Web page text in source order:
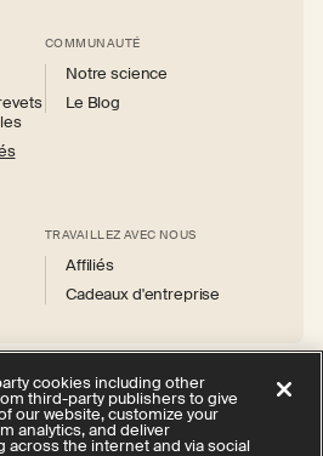
COMMUNAUTÉ
Notre science
Le Blog
TRAVAILLEZ AVEC NOUS
Affiliés
Cadeaux d'entreprise
cookies including other
third-party publishers to give
our website, customize your
analytics, and deliver
across the internet and via social